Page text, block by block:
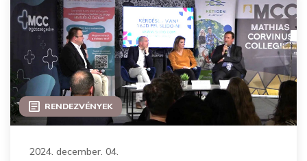
RENDEZVÉNYEK
2024. december. 04.